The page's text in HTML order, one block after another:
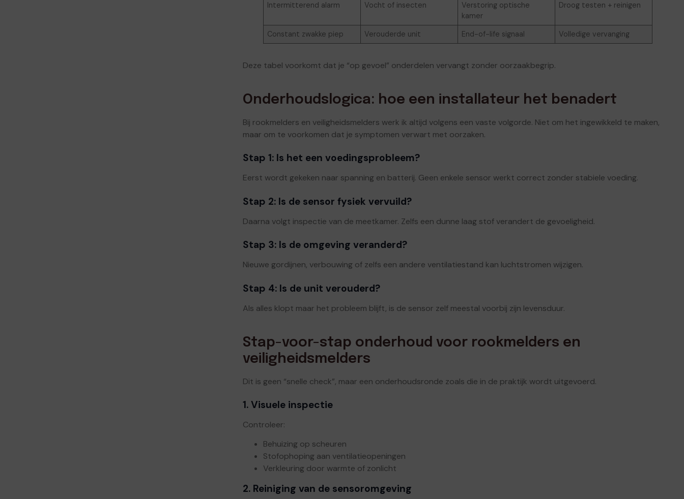
Intermitterend alarm Vocht of insecten
Verstoring optische
kamer
Droog testen + reinigen
Constant zwakke piep Verouderde unit End-of-life signaal Volledige vervanging
Deze tabel voorkomt dat je “op gevoel” onderdelen vervangt zonder oorzaakbegrip.
Onderhoudslogica: hoe een installateur het benadert
Bij rookmelders en veiligheidsmelders werk ik altijd volgens een vaste volgorde. Niet om het ingewikkeld te maken,
maar om te voorkomen dat je symptomen verwart met oorzaken.
Stap 1: Is het een voedingsprobleem?
Eerst wordt gekeken naar spanning en batterij. Geen enkele sensor werkt correct zonder stabiele voeding.
Stap 2: Is de sensor fysiek vervuild?
Daarna volgt inspectie van de meetkamer. Zelfs een dunne laag stof verandert de gevoeligheid.
Stap 3: Is de omgeving veranderd?
Nieuwe gordijnen, verbouwing of zelfs een andere ventilatiestand kan luchtstromen wijzigen.
Stap 4: Is de unit verouderd?
Als alles klopt maar het probleem blijft, is de sensor zelf meestal voorbij zijn levensduur.
Stap-voor-stap onderhoud voor rookmelders en
veiligheidsmelders
Dit is geen “snelle check”, maar een onderhoudsronde zoals die in de praktijk wordt uitgevoerd.
1. Visuele inspectie
Controleer:
Behuizing op scheuren
Stofophoping aan ventilatieopeningen
Verkleuring door warmte of zonlicht
2. Reiniging van de sensoromgeving